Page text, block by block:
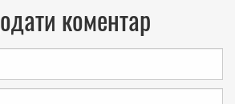
коментар